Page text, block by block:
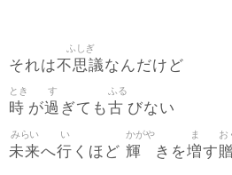
それは不思議
ふしぎ
なんだけど
時
とき
が過
す
ぎても古
ふる
びない
未来
みらい
へ行
い
くほど 輝
かがや
きを増
ま
す贈
お